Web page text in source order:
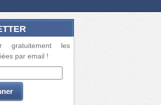
gratuitement les
par email !